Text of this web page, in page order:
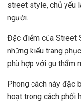
street style, chủ yếu
người.
Đặc điểm của Street
những kiểu trang
phù hợp với gu thẩm
Phong cách này đặc
hoạt trong cách phối